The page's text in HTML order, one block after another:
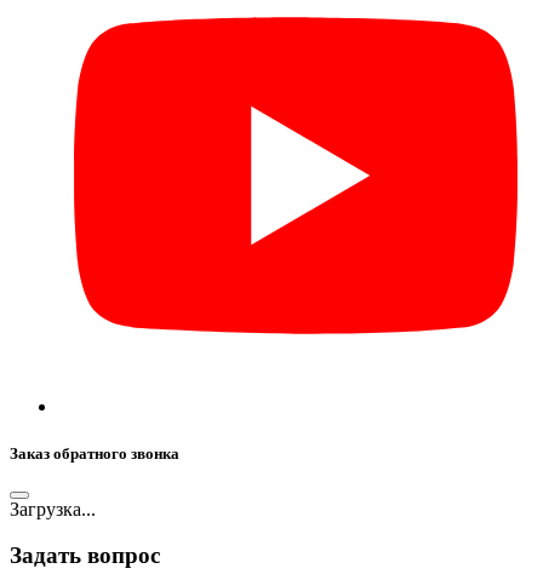
Заказ обратного звонка
Загрузка...
Задать вопрос